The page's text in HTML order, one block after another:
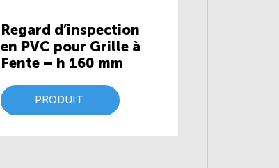
Regard d’inspection
en PVC pour Grille à
Fente – h 160 mm
PRODUIT